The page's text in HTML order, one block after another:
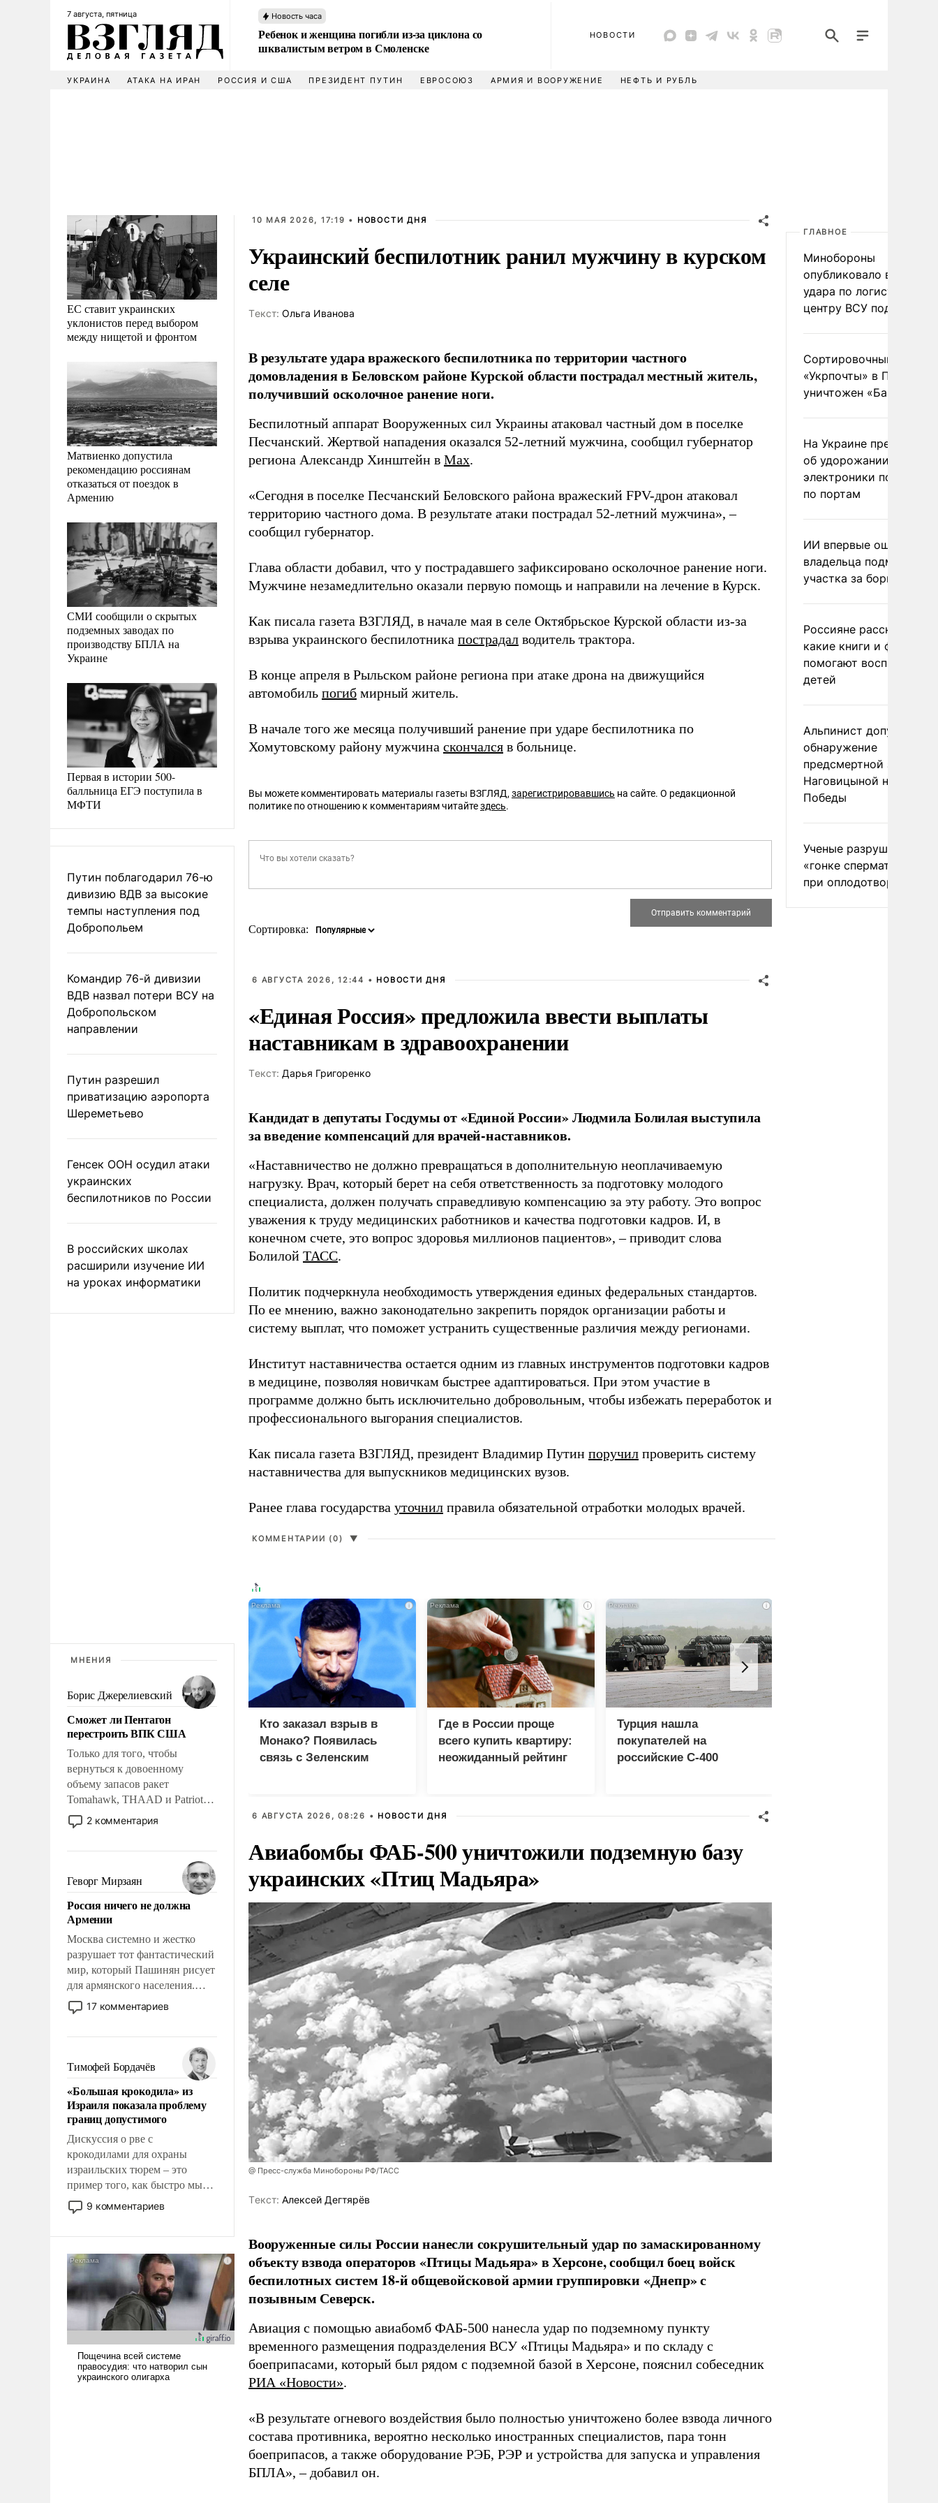
7 августа, пятница Новость часа
Ребенок и женщина погибли из-за циклона со
шквалистым ветром в Смоленске
НОВОСТИ
УКРАИНА АТАКА НА ИРАН РОССИЯ И США ПРЕЗИДЕНТ ПУТИН ЕВРОСОЮЗ АРМИЯ И ВООРУЖЕНИЕ НЕФТЬ И РУБЛЬ
ЕС ставит украинских
уклонистов перед выбором
между нищетой и фронтом
Матвиенко допустила
рекомендацию россиянам
отказаться от поездок в
Армению
СМИ сообщили о скрытых
подземных заводах по
производству БПЛА на
Украине
Первая в истории 500-
балльница ЕГЭ поступила в
МФТИ
Путин поблагодарил 76-ю
дивизию ВДВ за высокие
темпы наступления под
Добропольем
Командир 76-й дивизии
ВДВ назвал потери ВСУ на
Добропольском
направлении
Путин разрешил
приватизацию аэропорта
Шереметьево
Генсек ООН осудил атаки
украинских
беспилотников по России
В российских школах
расширили изучение ИИ
на уроках информатики
МНЕНИЯ
Борис Джерелиевский
Сможет ли Пентагон
перестроить ВПК США
Только для того, чтобы
вернуться к довоенному
объему запасов ракет
Tomahawk, THAAD и Patriot
США потребуется более трех
лет. Даже небольшая война с
Сложившаяся ситуация
означает многолетний период
уязвимости США, например,
перед Китаем.
2 комментария
Геворг Мирзаян
Россия ничего не должна
Армении
Москва системно и жестко
разрушает тот фантастический
мир, который Пашинян рисует
для армянского населения.
Мир, где политические
прожекты будут безусловно
налогоплательщиков и где
Еревану за свои поступки не
нужно отвечать.
17 комментариев
Тимофей Бордачёв
«Большая крокодила» из
Израиля показала проблему
границ допустимого
Дискуссия о рве с
крокодилами для охраны
израильских тюрем – это
пример того, как быстро мы
двигаемся по пути
революционных изменений.
псевдонаучной фантастики,
стало всерьез обсуждаемой
идеей.
9 комментариев
10 МАЯ 2026, 17:19 • НОВОСТИ ДНЯ
Украинский беспилотник ранил мужчину в курском
селе
Tекст: Ольга Иванова
В результате удара вражеского беспилотника по территории частного
домовладения в Беловском районе Курской области пострадал местный житель,
получивший осколочное ранение ноги.
Беспилотный аппарат Вооруженных сил Украины атаковал частный дом в поселке
Песчанский. Жертвой нападения оказался 52-летний мужчина, сообщил губернатор
региона Александр Хинштейн в Мах.
«Сегодня в поселке Песчанский Беловского района вражеский FPV-дрон атаковал
территорию частного дома. В результате атаки пострадал 52-летний мужчина», –
сообщил губернатор.
Глава области добавил, что у пострадавшего зафиксировано осколочное ранение ноги.
Мужчине незамедлительно оказали первую помощь и направили на лечение в Курск.
Как писала газета ВЗГЛЯД, в начале мая в селе Октябрьское Курской области из-за
взрыва украинского беспилотника пострадал водитель трактора.
В конце апреля в Рыльском районе региона при атаке дрона на движущийся
автомобиль погиб мирный житель.
В начале того же месяца получивший ранение при ударе беспилотника по
Хомутовскому району мужчина скончался в больнице.
Вы можете комментировать материалы газеты ВЗГЛЯД, зарегистрировавшись на сайте. О редакционной
политике по отношению к комментариям читайтездесь.
Сортировка:
6 АВГУСТА 2026, 12:44 • НОВОСТИ ДНЯ
«Единая Россия» предложила ввести выплаты
наставникам в здравоохранении
Tекст: Дарья Григоренко
Кандидат в депутаты Госдумы от «Единой России» Людмила Болилая выступила
за введение компенсаций для врачей-наставников.
«Наставничество не должно превращаться в дополнительную неоплачиваемую
нагрузку. Врач, который берет на себя ответственность за подготовку молодого
специалиста, должен получать справедливую компенсацию за эту работу. Это вопрос
уважения к труду медицинских работников и качества подготовки кадров. И, в
конечном счете, это вопрос здоровья миллионов пациентов», – приводит слова
Болилой ТАСС.
Политик подчеркнула необходимость утверждения единых федеральных стандартов.
По ее мнению, важно законодательно закрепить порядок организации работы и
систему выплат, что поможет устранить существенные различия между регионами.
Институт наставничества остается одним из главных инструментов подготовки кадров
в медицине, позволяя новичкам быстрее адаптироваться. При этом участие в
программе должно быть исключительно добровольным, чтобы избежать переработок и
профессионального выгорания специалистов.
Как писала газета ВЗГЛЯД, президент Владимир Путин поручил проверить систему
наставничества для выпускников медицинских вузов.
Ранее глава государства уточнил правила обязательной отработки молодых врачей.
КОММЕНТАРИИ (0) ▼
i
Кто заказал взрыв в
Монако? Появилась
связь с Зеленским
i
Где в России проще
всего купить квартиру:
неожиданный рейтинг
i
Турция нашла
покупателей на
российские C-400
6 АВГУСТА 2026, 08:26 • НОВОСТИ ДНЯ
Авиабомбы ФАБ-500 уничтожили подземную базу
украинских «Птиц Мадьяра»
@ Пресс-служба Минобороны РФ/ТАСС
Tекст: Алексей Дегтярёв
Вооруженные силы России нанесли сокрушительный удар по замаскированному
объекту взвода операторов «Птицы Мадьяра» в Херсоне, сообщил боец войск
беспилотных систем 18-й общевойсковой армии группировки «Днепр» с
позывным Северск.
Авиация с помощью авиабомб ФАБ-500 нанесла удар по подземному пункту
временного размещения подразделения ВСУ «Птицы Мадьяра» и по складу с
боеприпасами, который был рядом с подземной базой в Херсоне, пояснил собеседник
РИА «Новости».
«В результате огневого воздействия было полностью уничтожено более взвода личного
состава противника, вероятно несколько иностранных специалистов, пара тонн
боеприпасов, а также оборудование РЭБ, РЭР и устройства для запуска и управления
БПЛА», – добавил он.
ГЛАВНОЕ
Минобороны
опубликовало видео
удара по
центру ВСУ под Киевом
Сортировочный пункт
«Укрпочты» в
уничтожен
На Украине
об удорожании
электроники после
по портам
ИИ впервые
владельца
участка за борщевик
Россияне рассказали,
какие книги и фильмы
помогают воспитывать
детей
Альпинист допустил
обнаружение
предсмертной записки
Наговицыной на пике
Победы
Ученые разрушили миф
«гонке
при оплодотворении